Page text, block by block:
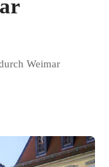
Weimar